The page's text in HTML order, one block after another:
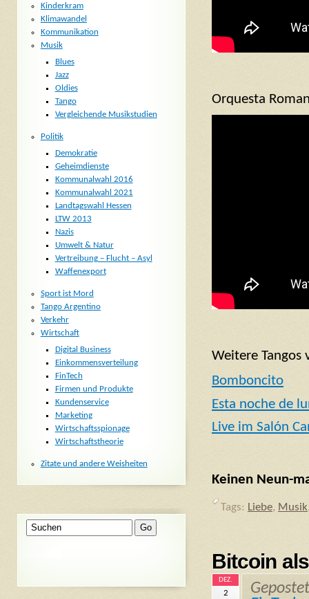
Orquesta
Weitere Tangos
Bomboncito
Esta noche de
Live im Salón
Keinen Neun-
Tags: Liebe, Musik
Bitcoin
DEZ.
2
Kinderkram
Klimawandel
Kommunikation
Musik
Blues
Jazz
Oldies
Tango
Vergleichende Musikstudien
Politik
Demokratie
Geheimdienste
Kommunalwahl 2016
Kommunalwahl 2021
Landtagswahl Hessen
LTW 2013
Nazis
Umwelt & Natur
Vertreibung – Flucht – Asyl
Waffenexport
Sport ist Mord
Tango Argentino
Verkehr
Wirtschaft
Digital Business
Einkommensverteilung
FinTech
Firmen und Produkte
Kundenservice
Marketing
Wirtschaftsspionage
Wirtschaftstheorie
Zitate und andere Weisheiten